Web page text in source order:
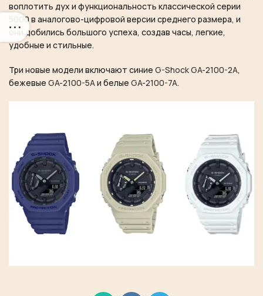
воплотить дух и функциональность классической серии
5000 в аналогово-цифровой версии среднего размера, и
они добились большого успеха, создав часы, легкие,
удобные и стильные.
Три новые модели включают синие G-Shock GA-2100-2A,
бежевые GA-2100-5Aи белые GA-2100-7A.